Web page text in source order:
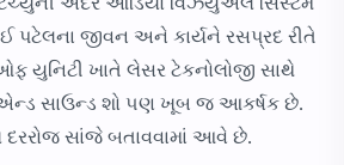
પટેલના જીવન અને કાર્યને રસપ્રદ રીતે
યુનિટી ખાતે લેસર ટેકનોલોજી સાથે
એન્ડ સાઉન્ડ શો ૫ણ ખૂબ જ આકર્ષક છે.
દરરોજ સાંજે બતાવવામાં આવે છે.